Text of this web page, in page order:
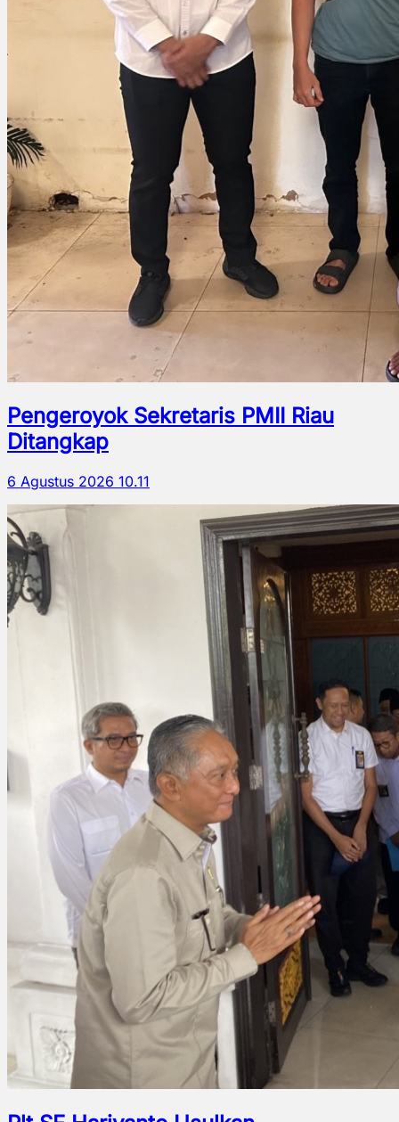
Pengeroyok Sekretaris PMII Riau
Ditangkap
6 Agustus 2026 10.11